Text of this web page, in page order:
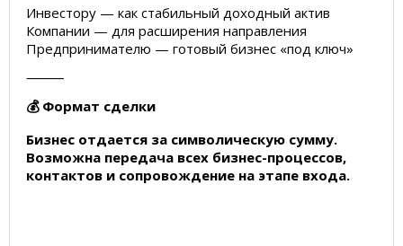
Инвестору — как стабильный доходный актив
Компании — для расширения направления
Предпринимателю — готовый бизнес «под ключ»
⸻
💰 Формат сделки
Бизнес отдается за символическую сумму.
Возможна передача всех бизнес-процессов,
контактов и сопровождение на этапе входа.